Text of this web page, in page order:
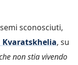
sconosciuti,
Kvaratskhelia, su
non stia vivendo